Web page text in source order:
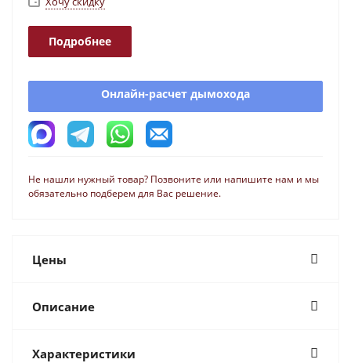
Подробнее
Онлайн-расчет дымохода
Не нашли нужный товар? Позвоните или напишите нам и мы
обязательно подберем для Вас решение.
Цены
Описание
Характеристики